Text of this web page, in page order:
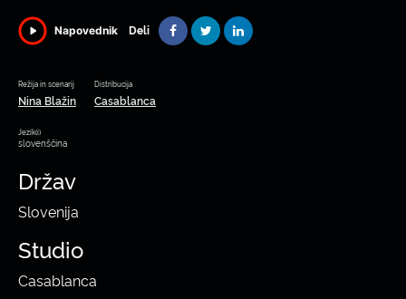
Napovednik Deli
Režija in scenarij
Nina Blažin
Distribucija
Casablanca
Jezik(i)
slovenščina
Držav
Slovenija
Studio
Casablanca